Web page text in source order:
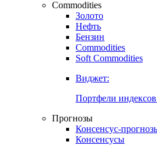
Commodities
Золото
Нефть
Бензин
Commodities
Soft Commodities
Виджет:
Портфели
Прогнозы
Консенсус-
Консенсусы